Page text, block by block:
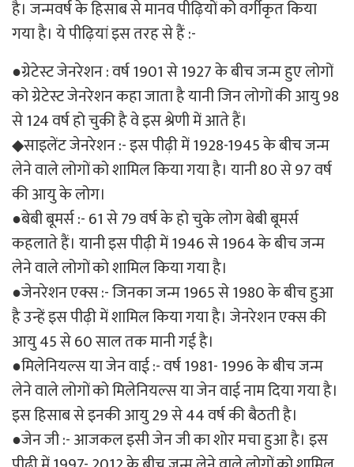
है। जन्मवर्ष के हिसाब से मानव पीढ़ियों को वर्गीकृत किया
गया है। ये पीढ़ियां इस तरह से हैं :-
●ग्रेटेस्ट जेनरेशन : वर्ष 1901 से 1927 के बीच जन्म हुए लोगों
को ग्रेटेस्ट जेनरेशन कहा जाता है यानी जिन लोगों की आयु 98
से 124 वर्ष हो चुकी है वे इस श्रेणी में आते हैं।
◆साइलेंट जेनरेशन :- इस पीढ़ी में 1928-1945 के बीच जन्म
लेने वाले लोगों को शामिल किया गया है। यानी 80 से 97 वर्ष
की आयु के लोग।
●बेबी बूमर्स :- 61 से 79 वर्ष के हो चुके लोग बेबी बूमर्स
कहलाते हैं। यानी इस पीढ़ी में 1946 से 1964 के बीच जन्म
लेने वाले लोगों को शामिल किया गया है।
●जेनरेशन एक्स :- जिनका जन्म 1965 से 1980 के बीच हुआ
है उन्हें इस पीढ़ी में शामिल किया गया है। जेनरेशन एक्स की
आयु 45 से 60 साल तक मानी गई है।
●मिलेनियल्स या जेन वाई :- वर्ष 1981- 1996 के बीच जन्म
लेने वाले लोगों को मिलेनियल्स या जेन वाई नाम दिया गया है।
इस हिसाब से इनकी आयु 29 से 44 वर्ष की बैठती है।
●जेन जी :- आजकल इसी जेन जी का शोर मचा हुआ है। इस